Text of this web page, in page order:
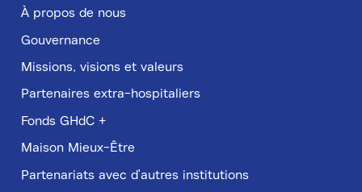
de
page
À propos de nous
Gouvernance
Missions, visions et valeurs
Partenaires extra-hospitaliers
Fonds GHdC +
Maison Mieux-Être
Partenariats avec d'autres institutions